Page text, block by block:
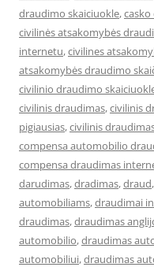
draudimo skaiciuokle,
civilinės atsakomybės
internetu,civilines
atsakomybės draudimo
civilinio draudimo
civilinis draudimas,civilinis
pigiausias,civilinis
compensa automobilio
compensa draudimas
darudimas,dradimas,draud,
automobiliams,draudimai
draudimas,draudimas
automobilio,draudimas
automobiliui,draudimas